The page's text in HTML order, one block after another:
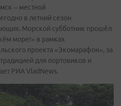
­– местной
в летний сезон
Морской субботник прошёл
море!» в рамках
проекта «Экомарафон», за
для портовиков и
РИА VladNews.